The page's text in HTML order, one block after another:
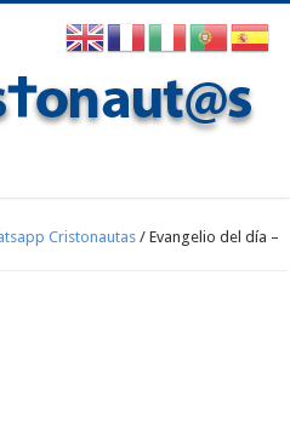
Cristonautas / Evangelio del día –